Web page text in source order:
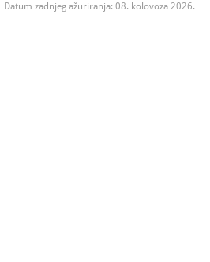
Datum zadnjeg ažuriranja: 08. kolovoza 2026.